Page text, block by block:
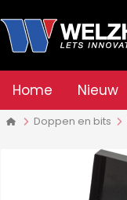
Home Nieuw
Doppen en bits